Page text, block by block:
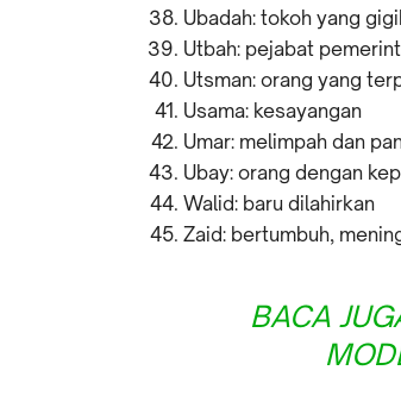
Ubadah: tokoh yang
Utbah: pejabat
Utsman: orang yang
Usama: kesayangan
Umar: melimpah dan
Ubay: orang dengan
Walid: baru dilahirkan
Zaid: bertumbuh,
BACA